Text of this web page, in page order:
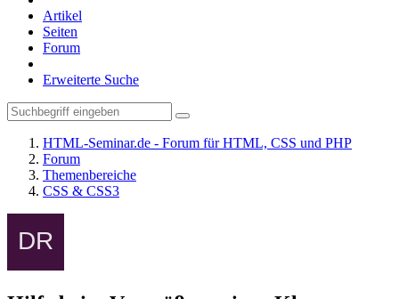
Artikel
Seiten
Forum
Erweiterte Suche
HTML-Seminar.de - Forum für HTML, CSS und PHP
Forum
Themenbereiche
CSS & CSS3